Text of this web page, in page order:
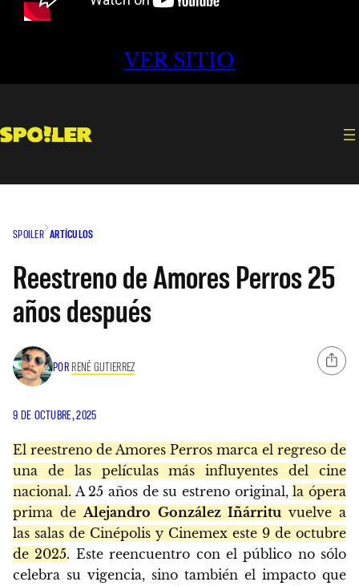
VER SITIO
SPOILER ARTÍCULOS
Reestreno de Amores Perros 25
años después
POR RENÉ GUTIERREZ
9 DE OCTUBRE, 2025
El reestreno de Amores Perros marca el regreso de
una de las películas más influyentes del cine
nacional. A 25 años de su estreno original,la ópera
prima de Alejandro González Iñárritu vuelve a
las salas de Cinépolis y Cinemex este 9 de octubre
de 2025. Este reencuentro con el público no sólo
celebra su vigencia, sino también el impacto que